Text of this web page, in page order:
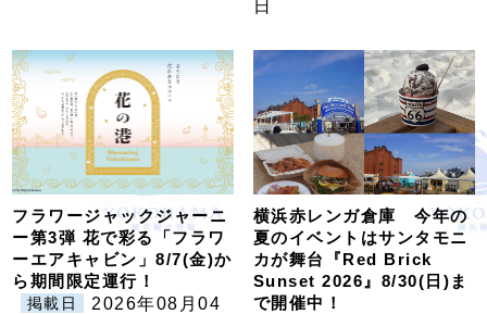
日
フラワージャックジャーニ
ー第3弾 花で彩る「フラワ
ーエアキャビン」8/7(金)か
ら期間限定運行！
掲載日
2026年08月04
横浜赤レンガ倉庫 今年の
夏のイベントはサンタモニ
カが舞台『Red Brick
Sunset 2026』8/30(日)ま
で開催中！